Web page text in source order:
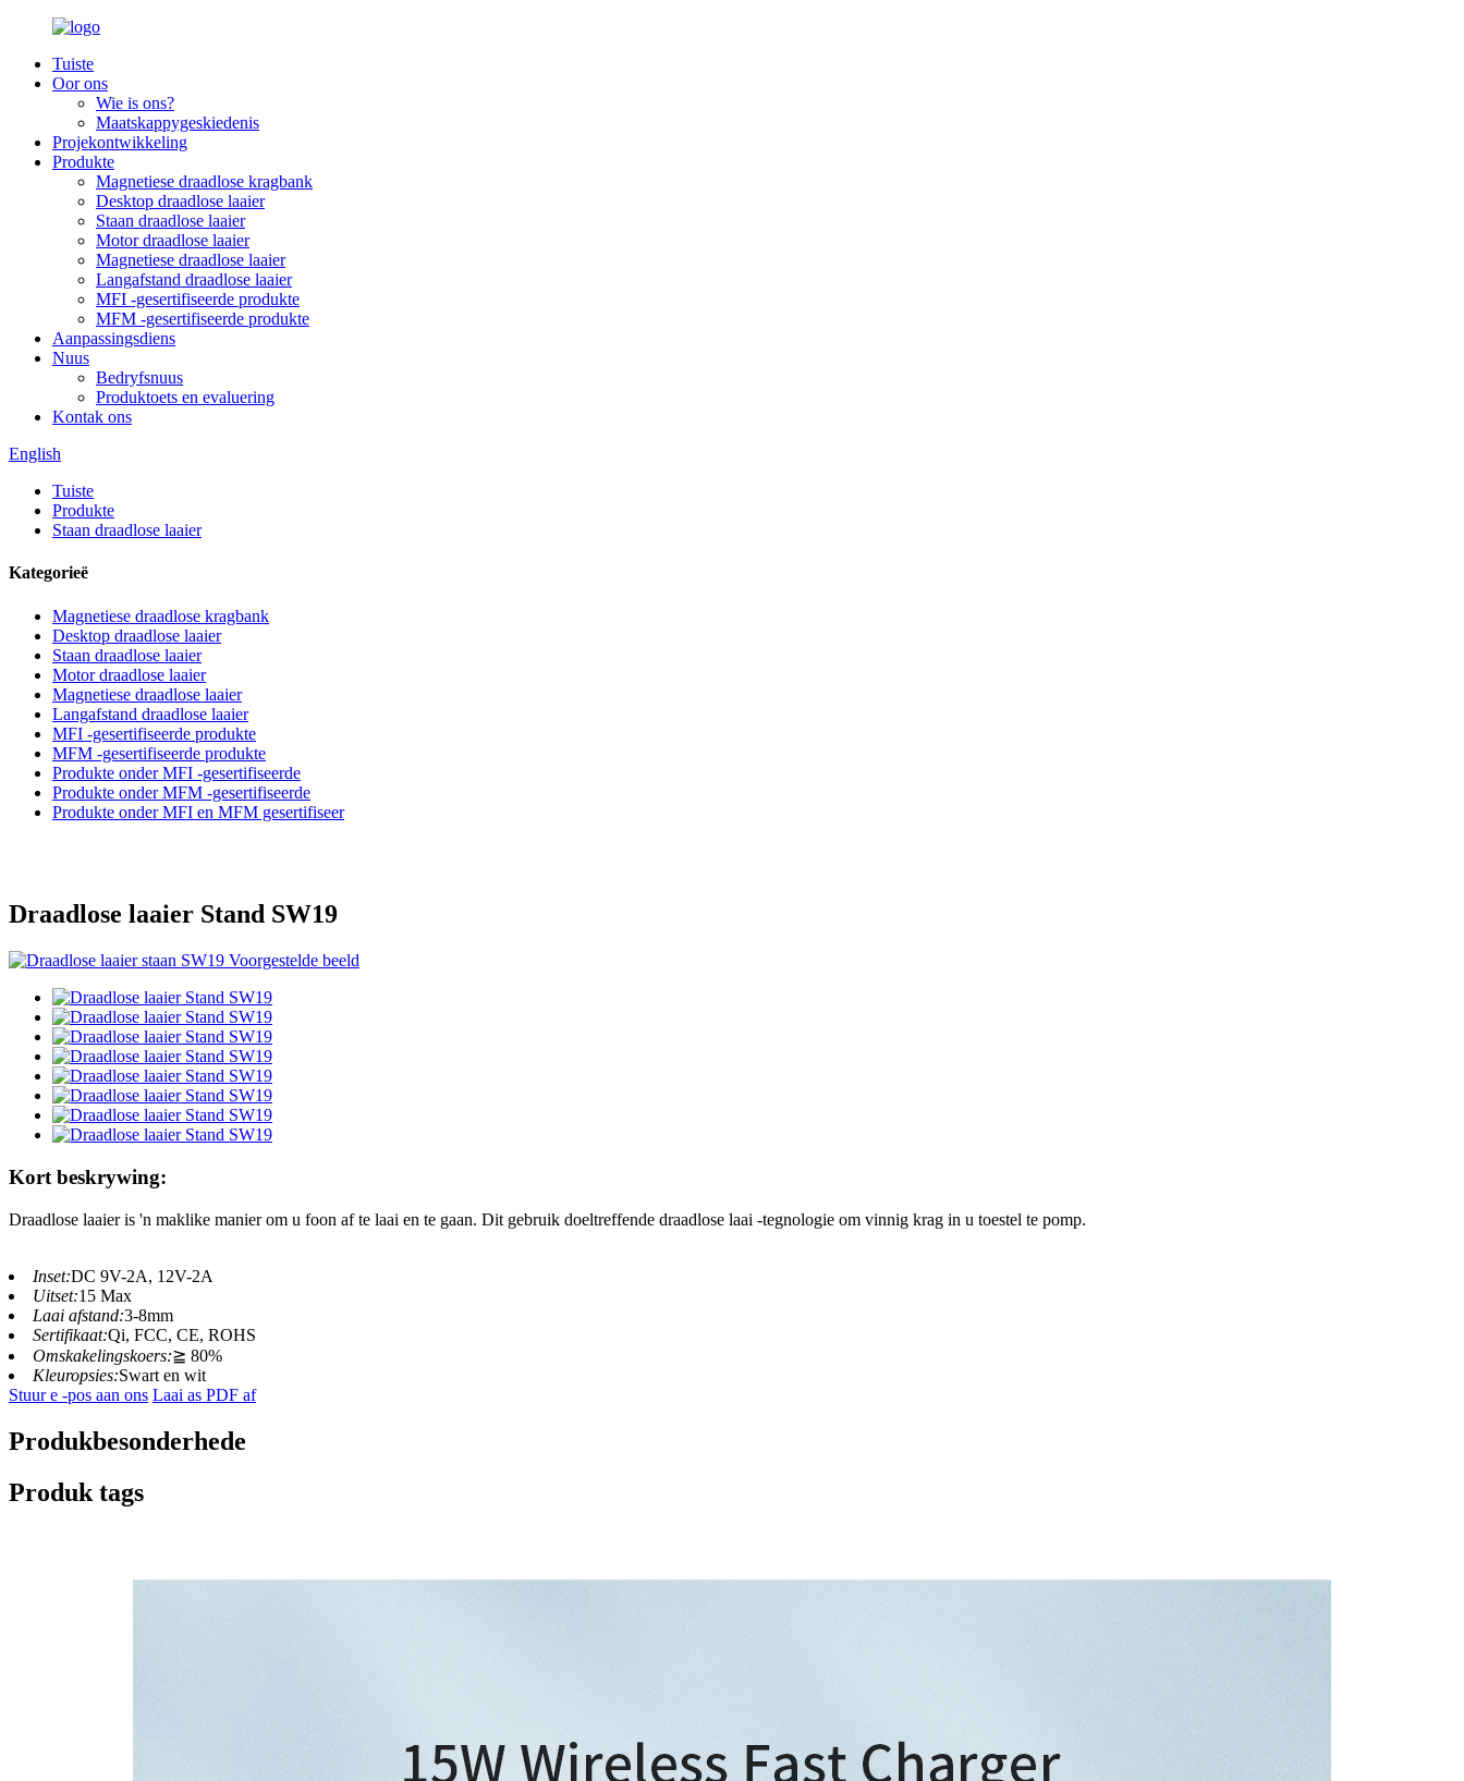
Tuiste
Oor ons
Wie is ons?
Maatskappygeskiedenis
Projekontwikkeling
Produkte
Magnetiese draadlose kragbank
Desktop draadlose laaier
Staan draadlose laaier
Motor draadlose laaier
Magnetiese draadlose laaier
Langafstand draadlose laaier
MFI -gesertifiseerde produkte
MFM -gesertifiseerde produkte
Aanpassingsdiens
Nuus
Bedryfsnuus
Produktoets en evaluering
Kontak ons
English
Tuiste
Produkte
Staan draadlose laaier
Kategorieë
Magnetiese draadlose kragbank
Desktop draadlose laaier
Staan draadlose laaier
Motor draadlose laaier
Magnetiese draadlose laaier
Langafstand draadlose laaier
MFI -gesertifiseerde produkte
MFM -gesertifiseerde produkte
Produkte onder MFI -gesertifiseerde
Produkte onder MFM -gesertifiseerde
Produkte onder MFI en MFM gesertifiseer
Draadlose laaier Stand SW19
Kort beskrywing:
Draadlose laaier is 'n maklike manier om u foon af te laai en te gaan. Dit gebruik doeltreffende draadlose laai -tegnologie om vinnig krag in u toestel te pomp.
Inset:DC 9V-2A, 12V-2A
Uitset:15 Max
Laai afstand:3-8mm
Sertifikaat:Qi, FCC, CE, ROHS
Omskakelingskoers:≧ 80%
Kleuropsies:Swart en wit
Stuur e -pos aan ons Laai as PDF af
Produkbesonderhede
Produk tags